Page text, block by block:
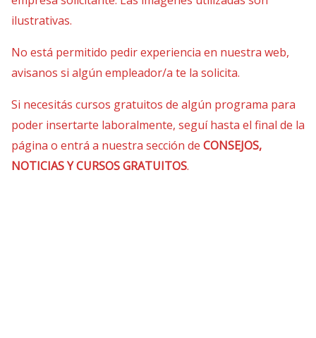
ilustrativas.
No está permitido pedir experiencia en nuestra web,
avisanos si algún empleador/a te la solicita.
Si necesitás cursos gratuitos de algún programa para
poder insertarte laboralmente, seguí hasta el final de la
página o entrá a nuestra sección de CONSEJOS,
NOTICIAS Y CURSOS GRATUITOS.